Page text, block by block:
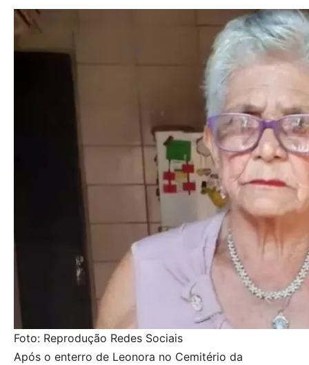
Foto: Reprodução Redes Sociais
Após o enterro de Leonora no Cemitério da